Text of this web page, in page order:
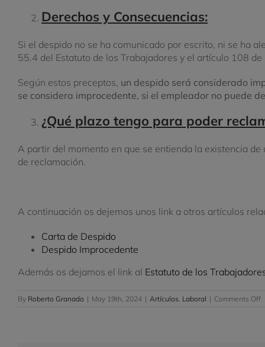
Derechos y Consecuencias:
Si el despido no se ha comunicado por escrito, ni se ha
55.4 del Estatuto de los Trabajadores y el artículo 108 de
Según estos preceptos, un despido será considerado
se considera improcedente, si el empleador no puede
¿Qué plazo tengo para poder
A partir del momento en que se entienda la existencia
de reclamación.
A continuación os dejemos unos link a otros artículos
Carta de Despido
Despido Improcedente
Además os dejamos el link al Estatuto de los
By Roberto Granado | May 19th, 2024 | Artículos, Laboral | Comments Off